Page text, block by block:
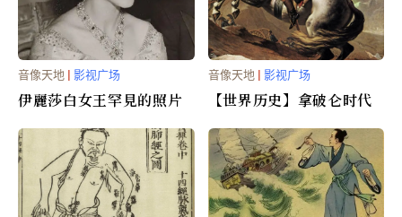
音像天地 | 影视广场
伊麗莎白女王罕見的照片
音像天地 | 影视广场
【世界历史】拿破仑时代